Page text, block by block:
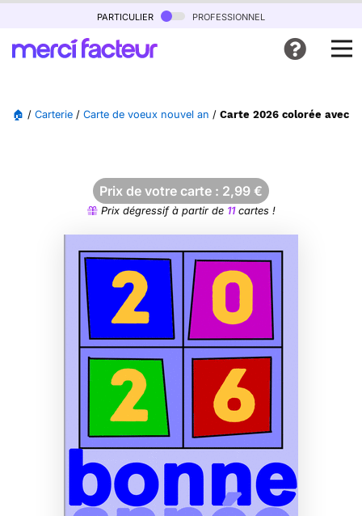
particulier professionnel
🏠 / Carterie / Carte de voeux nouvel an / Carte 2026 colorée avec
Prix de votre carte : 2,99 €
Prix dégressif à partir de 11cartes !